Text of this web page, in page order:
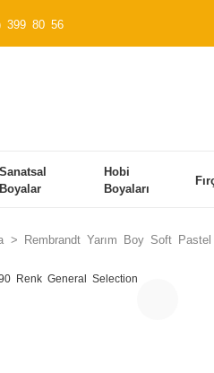
399 80 56
Sanatsal
Boyalar
Hobi
Boyaları
Rembrandt Yarım Boy Soft